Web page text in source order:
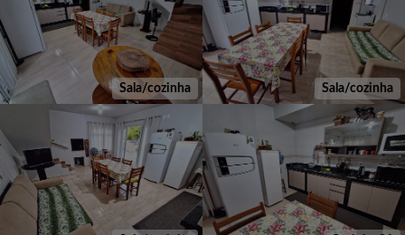
Sala/cozinha Sala/cozinha